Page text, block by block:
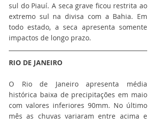
sul do Piauí. A seca grave ficou restrita ao
extremo sul na divisa com a Bahia. Em
todo estado, a seca apresenta somente
impactos de longo prazo.
RIO DE JANEIRO
O Rio de Janeiro apresenta média
histórica baixa de precipitações em maio
com valores inferiores 90mm. No último
mês as chuvas variaram entre acima e